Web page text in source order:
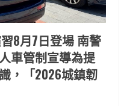
8月7日登場 南警
車管制宣導為提
，「2026城鎮韌